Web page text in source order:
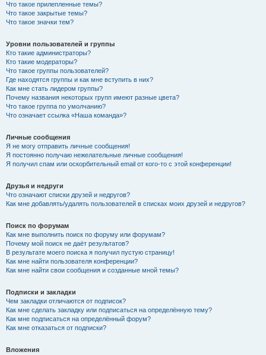
Что такое прилепленные темы?
Что такое закрытые темы?
Что такое значки тем?
Уровни пользователей и группы
Кто такие администраторы?
Кто такие модераторы?
Что такое группы пользователей?
Где находятся группы и как мне вступить в них?
Как мне стать лидером группы?
Почему названия некоторых групп имеют разные цвета?
Что такое группа по умолчанию?
Что означает ссылка «Наша команда»?
Личные сообщения
Я не могу отправить личные сообщения!
Я постоянно получаю нежелательные личные сообщения!
Я получил спам или оскорбительный email от кого-то с этой конференции!
Друзья и недруги
Что означают списки друзей и недругов?
Как мне добавлять/удалять пользователей в списках моих друзей и недругов?
Поиск по форумам
Как мне выполнить поиск по форуму или форумам?
Почему мой поиск не даёт результатов?
В результате моего поиска я получил пустую страницу!
Как мне найти пользователя конференции?
Как мне найти свои сообщения и созданные мной темы?
Подписки и закладки
Чем закладки отличаются от подписок?
Как мне сделать закладку или подписаться на определённую тему?
Как мне подписаться на определённый форум?
Как мне отказаться от подписки?
Вложения